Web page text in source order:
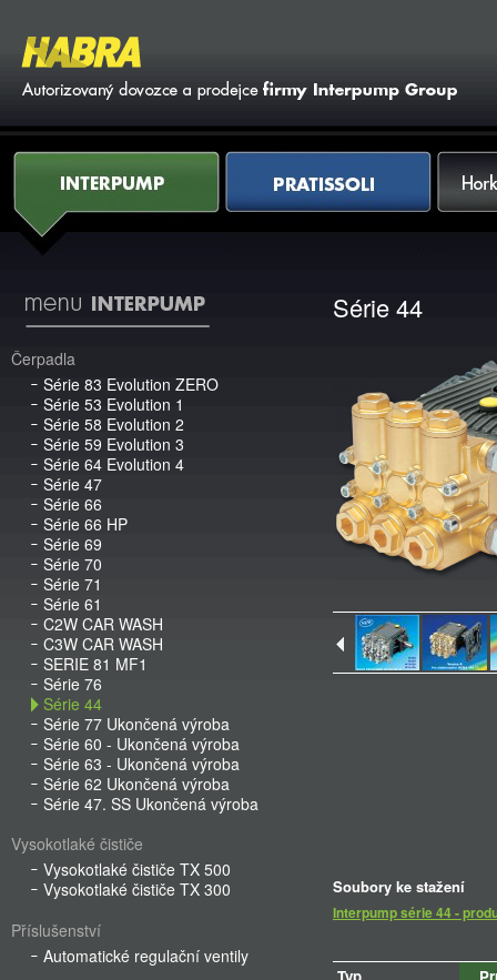
Interpump Pratissoli
Série 44
Soubory ke stažení
Interpump série 44 -
Typ
Čerpadla
Série 83 Evolution ZERO
Série 53 Evolution 1
Série 58 Evolution 2
Série 59 Evolution 3
Série 64 Evolution 4
Série 47
Série 66
Série 66 HP
Série 69
Série 70
Série 71
Série 61
C2W CAR WASH
C3W CAR WASH
SERIE 81 MF1
Série 76
Série 44
Série 77 Ukončená výroba
Série 60 - Ukončená výroba
Série 63 - Ukončená výroba
Série 62 Ukončená výroba
Série 47. SS Ukončená výroba
Vysokotlaké čističe
Vysokotlaké čističe TX 500
Vysokotlaké čističe TX 300
Příslušenství
Automatické regulační ventily